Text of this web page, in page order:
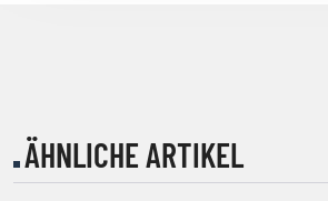
ÄHNLICHE ARTIKEL